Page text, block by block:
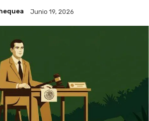
Junio 19, 2026